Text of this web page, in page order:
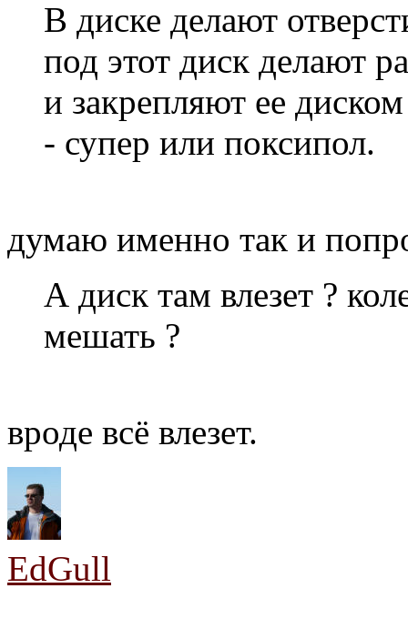
В диске делают
под этот диск делают
и закрепляют ее
- супер или поксипол.
думаю именно так и
А диск там влезет ?
мешать ?
вроде всё влезет.
EdGull